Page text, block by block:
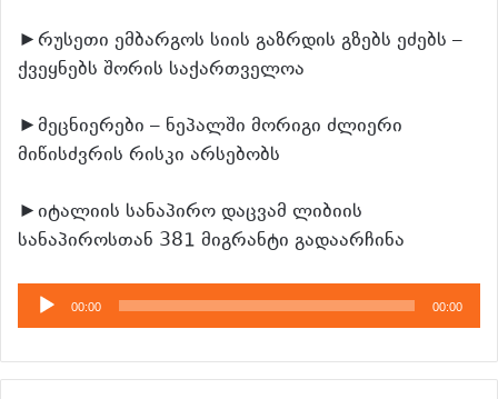
►რუსეთი ემბარგოს სიის გაზრდის გზებს ეძებს –
ქვეყნებს შორის საქართველოა
►მეცნიერები – ნეპალში მორიგი ძლიერი
მიწისძვრის რისკი არსებობს
►იტალიის სანაპირო დაცვამ ლიბიის
სანაპიროსთან 381 მიგრანტი გადაარჩინა
აუდიო
დამკვრელი
00:00 00:00